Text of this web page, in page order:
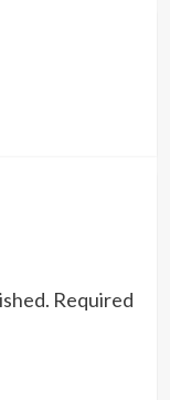
Required